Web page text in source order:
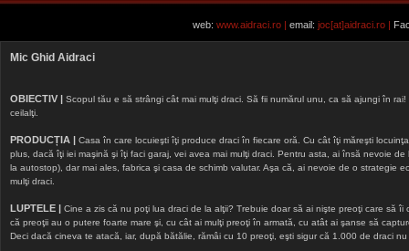
web: www.aidraci.ro | email: joc[at]aidraci.ro |
Mic Ghid Aidraci
OBIECTIV | Scopul tău e să strângi cât mai mulţi draci. Să fii numărul unu, ca să ajungi în
ceilalţi.
PRODUCȚIA | Casa în care locuieşti îţi produce draci în fiecare oră. Cu cât îţi măreşti
plus, dacă îţi iei maşină şi îţi faci garaj, vei avea mai mulţi draci. Pentru asta, ai însă nevoie
la autostop), dar mai ales, fabrica şi casa de schimb valutar. Aşa că, ai nevoie de o strategie
mulţi draci.
LUPTELE | Cine a zis că nu poţi lua draci de la alţii? Trebuie doar să ai nişte preoţi care să
că preoţii au o putere foarte mare şi, cu cât ai mulţi preoţi în armată, cu atât ai şanse să
Deci dacă cineva te atacă, iar, după bătălie, rămâi cu 10 preoţi, eşti sigur că 1.000 de draci